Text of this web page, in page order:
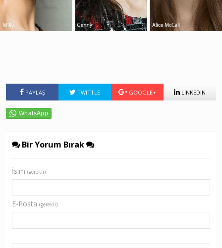
PAYLAŞ TWITTLE GOOGLE+ LINKEDIN
Bir Yorum Bırak
İsim (gerekli)
E-Posta (gerekli)